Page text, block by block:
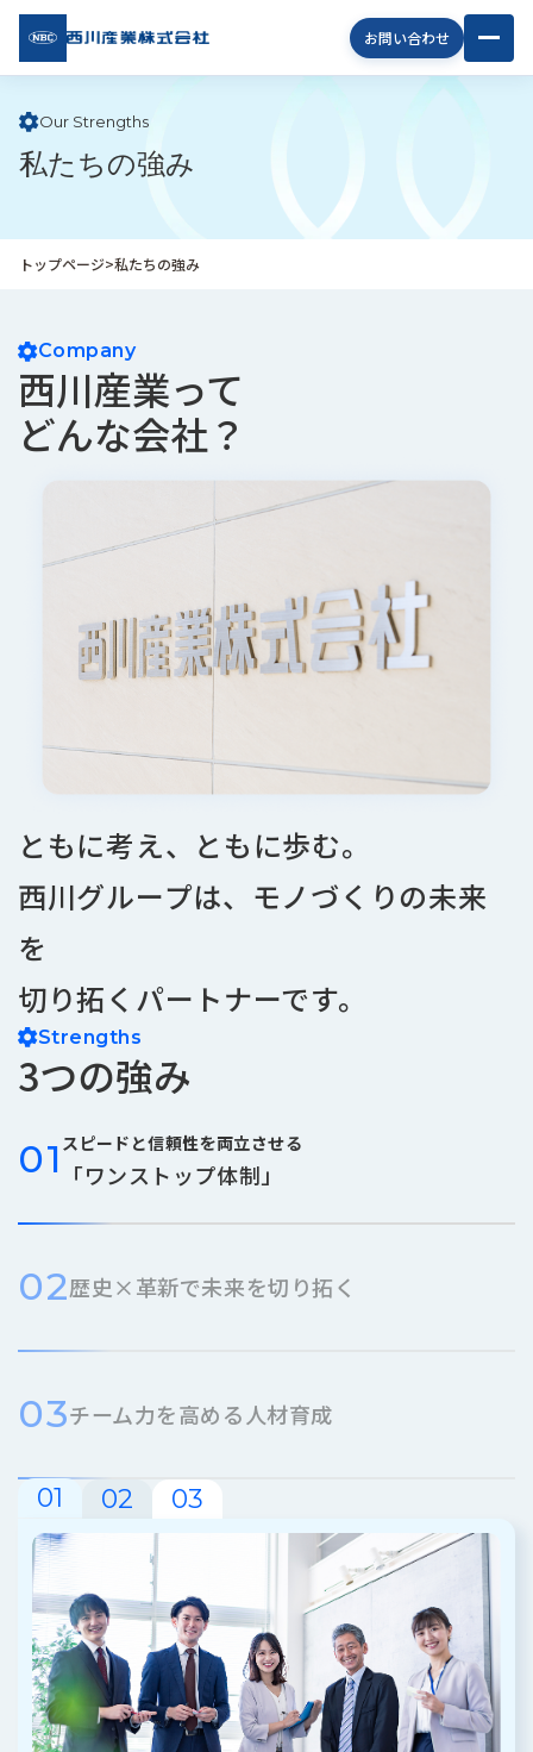
お問い合わせ
西川
産業
企
業
報
ち
の
取
り
組
情
ー
ー
お
知
ら
せ/
ブ
ロ
採
情
お
い
せ
メ
マ
録
Our Strengths
私たちの強み
トップページ>私たちの強み
Company
西川産業って
どんな会社？
ともに考え、ともに歩む。
西川グループは、モノづくりの未来
を
切り拓くパートナーです。
Strengths
3つの強み
01 スピードと信頼性を両立させる
「ワンストップ体制」
02歴史×革新で未来を切り拓く
03チーム力を高める人材育成
01 02 03